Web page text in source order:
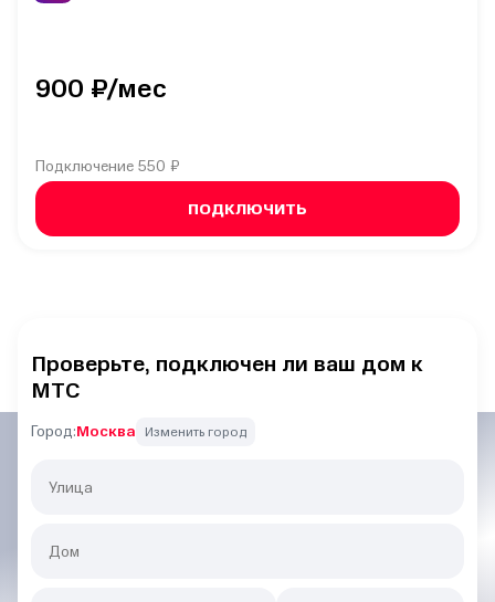
900 ₽/мес
Подключение 550 ₽
ПОДКЛЮЧИТЬ
Проверьте, подключен ли ваш дом к
МТС
Город:Москва Изменить город